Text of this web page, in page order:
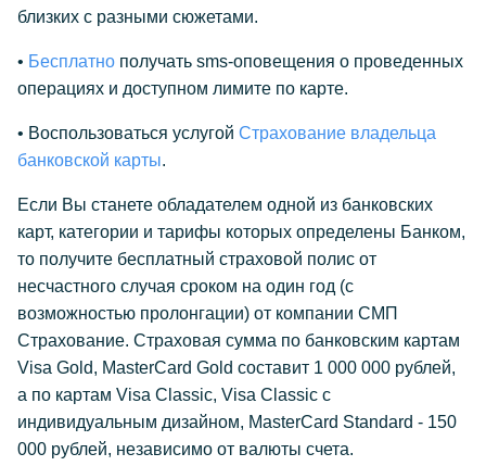
близких с разными сюжетами.
• Бесплатно получать sms-оповещения о проведенных
операциях и доступном лимите по карте.
• Воспользоваться услугой Страхование владельца
банковской карты.
Если Вы станете обладателем одной из банковских
карт, категории и тарифы которых определены Банком,
то получите бесплатный страховой полис от
несчастного случая сроком на один год (с
возможностью пролонгации) от компании СМП
Страхование. Страховая сумма по банковским картам
Visa Gold, MasterCard Gold составит 1 000 000 рублей,
а по картам Visa Classic, Visa Classic с
индивидуальным дизайном, MasterCard Standard - 150
000 рублей, независимо от валюты счета.